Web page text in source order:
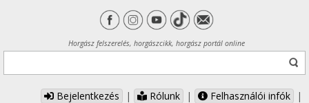
Horgász felszerelés, horgászcikk, horgász portál online
Bejelentkezés | Rólunk | Felhasználói infók
|